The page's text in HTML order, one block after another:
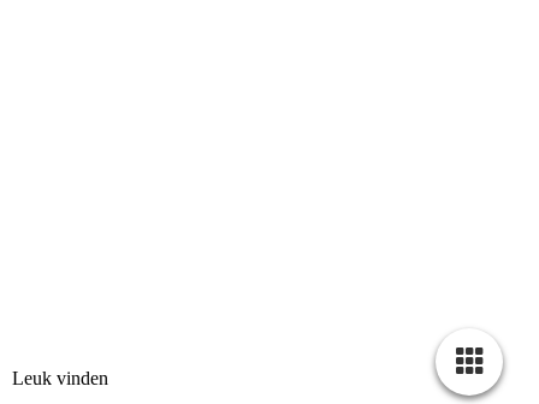
Leuk vinden